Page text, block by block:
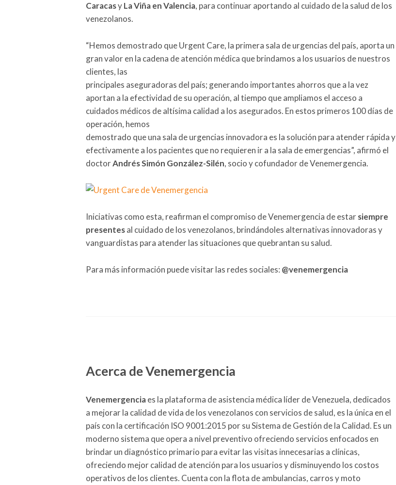
CaracasyLa Viña en Valencia, para continuar aportando al cuidado de la salud de los
venezolanos.
“Hemos demostrado que Urgent Care, la primera sala de urgencias del país, aporta un
gran valor en la cadena de atención médica que brindamos a los usuarios de nuestros
clientes, las
principales aseguradoras del país; generando importantes ahorros que a la vez
aportan a la efectividad de su operación, al tiempo que ampliamos el acceso a
cuidados médicos de altísima calidad a los asegurados. En estos primeros 100 días de
operación, hemos
demostrado que una sala de urgencias innovadora es la solución para atender rápida y
efectivamente a los pacientes que no requieren ir a la sala de emergencias”, afirmó el
doctorAndrésSimón González-Silén, socio y cofundador de Venemergencia.
Iniciativas como esta, reafirman el compromiso de Venemergencia de estarsiempre
presentesal cuidado de los venezolanos, brindándoles alternativas innovadoras y
vanguardistas para atender las situaciones que quebrantan su salud.
Para más información puede visitar las redes sociales: @venemergencia
Acerca de Venemergencia
Venemergenciaes la plataforma de asistencia médica líder de Venezuela, dedicados
a mejorar la calidad de vida de los venezolanos con servicios de salud, es la única en el
país con la certificación ISO 9001:2015 por su Sistema de Gestión de la Calidad. Es un
moderno sistema que opera a nivel preventivo ofreciendo servicios enfocados en
brindar un diagnóstico primario para evitar las visitas innecesarias a clínicas,
ofreciendo mejor calidad de atención para los usuarios y disminuyendo los costos
operativos de los clientes. Cuenta con la flota de ambulancias, carros y moto